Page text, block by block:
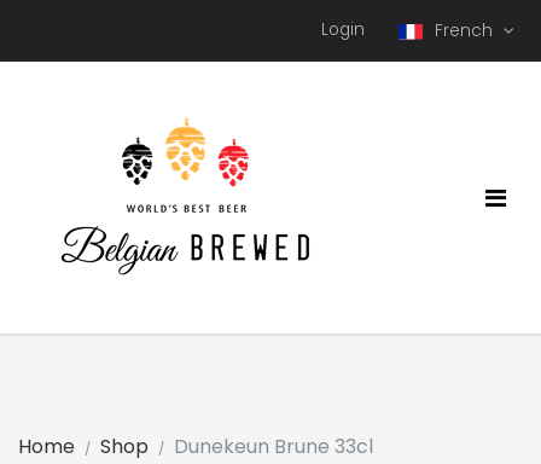
Login French
Home Shop Dunekeun Brune 33cl